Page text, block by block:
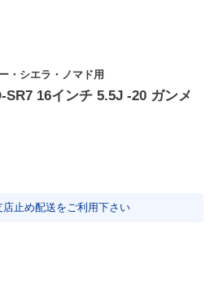
・シエラ・ノマド用
16インチ 5.5J -20 ガンメ
止め配送をご利用下さい